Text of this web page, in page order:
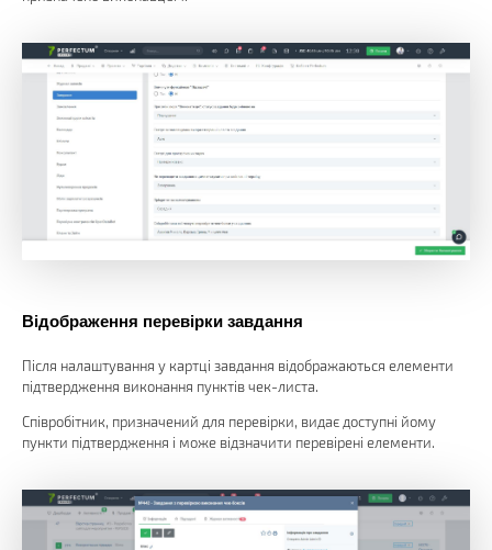
Відображення перевірки завдання
Після налаштування у картці завдання відображаються елементи
підтвердження виконання пунктів чек-листа.
Співробітник, призначений для перевірки, видає доступні йому
пункти підтвердження і може відзначити перевірені елементи.